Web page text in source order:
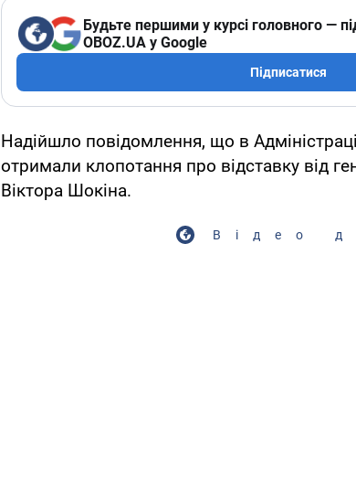
Будьте першими у курсі головного —
OBOZ.UA у Google
Підписатися
Надійшло повідомлення, що в
отримали клопотання про відставку від
Віктора Шокіна.
Відео